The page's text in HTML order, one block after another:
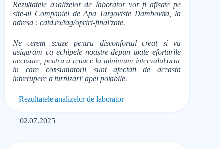
Rezultatele analizelor de laborator vor fi afisate pe
site-ul Companiei de Apa Targoviste Dambovita, la
adresa : catd.ro/tag/opriri-finalizate.
Ne cerem scuze pentru disconfortul creat si va
asiguram ca echipele noastre depun toate eforturile
necesare, pentru a reduce la minimum intervalul orar
in care consumatorii sunt afectati de aceasta
intrerupere a furnizarii apei potabile.
– Rezultatele analizelor de laborator
02.07.2025